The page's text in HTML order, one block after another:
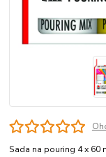
Sada na pouring 4 x